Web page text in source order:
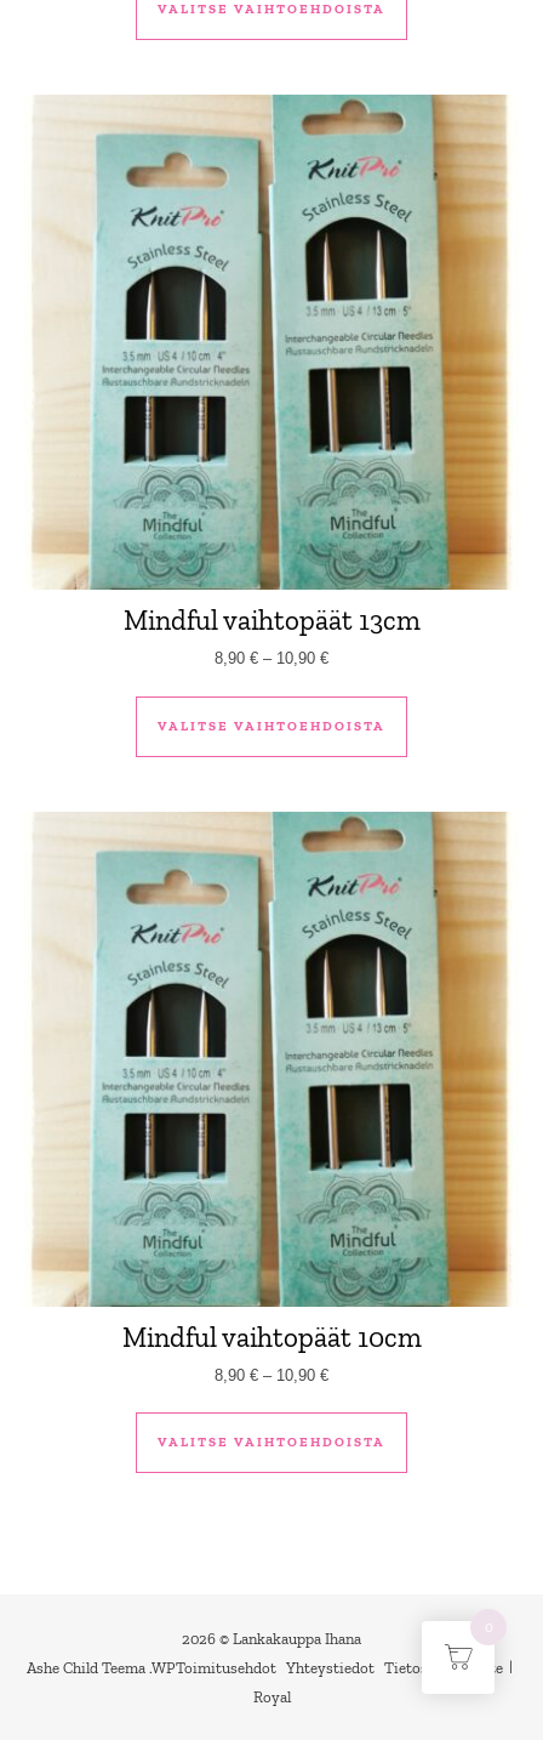
VALITSE VAIHTOEHDOISTA
Mindful vaihtopäät 13cm
8,90 € – 10,90 €Hintaluokka: 8,90 € - 10,90 €
VALITSE VAIHTOEHDOISTA
Tällä tuotteella
Mindful vaihtopäät 10cm
8,90 € – 10,90 €Hintaluokka: 8,90 € - 10,90 €
VALITSE VAIHTOEHDOISTA
Tällä tuotteella
2026 © Lankakauppa Ihana
Toimitusehdot Yhteystiedot Tietosuojaseloste
Ashe Child Teema .WP
Royal
0